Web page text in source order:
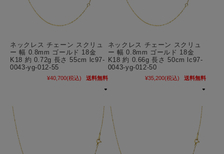
ネックレス チェーン スクリュ
ー 幅 0.8mm ゴールド 18金
K18 約 0.72g 長さ 55cm lc97-
0043-yg-012-55
¥40,700(税込) 送料無料
ネックレス チェーン スクリュ
ー 幅 0.8mm ゴールド 18金
K18 約 0.66g 長さ 50cm lc97-
0043-yg-012-50
¥35,200(税込) 送料無料